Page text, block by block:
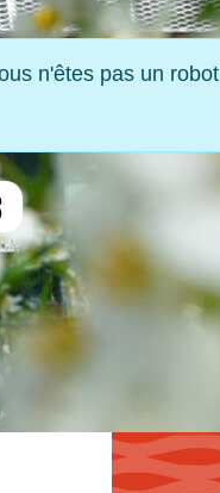
n'êtes pas un robot